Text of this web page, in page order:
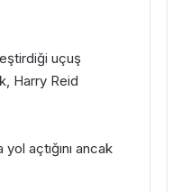
uçuş
Harry Reid
açtığını ancak